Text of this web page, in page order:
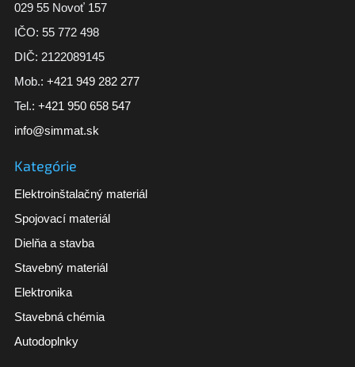
029 55 Novoť 157
IČO: 55 772 498
DIČ: 2122089145
Mob.: +421 949 282 277
Tel.: +421 950 658 547
info@simmat.sk
Kategórie
Elektroinštalačný materiál
Spojovací materiál
Dielňa a stavba
Stavebný materiál
Elektronika
Stavebná chémia
Autodoplnky